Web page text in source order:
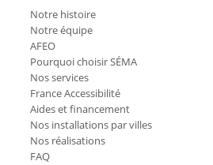
Notre histoire
Notre équipe
AFEO
Pourquoi choisir SÉMA
Nos services
France Accessibilité
Aides et financement
Nos installations par villes
Nos réalisations
FAQ